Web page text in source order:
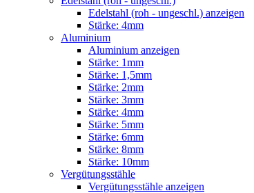
Edelstahl (roh - ungeschl.) anzeigen
Stärke: 4mm
Aluminium
Aluminium anzeigen
Stärke: 1mm
Stärke: 1,5mm
Stärke: 2mm
Stärke: 3mm
Stärke: 4mm
Stärke: 5mm
Stärke: 6mm
Stärke: 8mm
Stärke: 10mm
Vergütungsstähle
Vergütungsstähle anzeigen